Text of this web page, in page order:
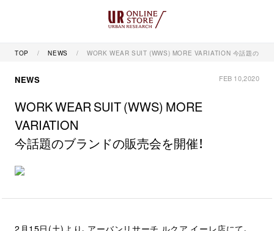
TOP NEWS WORK WEAR SUIT (WWS) MORE VARIATION 今話題のブラ
NEWS FEB 10,2020
WORK WEAR SUIT (WWS) MORE
VARIATION
今話題のブランドの販売会を開催！